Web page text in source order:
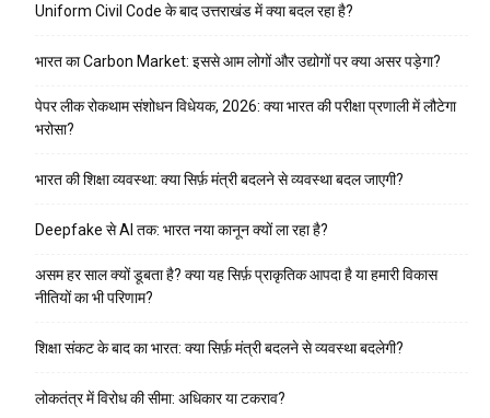
Uniform Civil Code के बाद उत्तराखंड में क्या बदल रहा है?
भारत का Carbon Market: इससे आम लोगों और उद्योगों पर क्या असर पड़ेगा?
पेपर लीक रोकथाम संशोधन विधेयक, 2026: क्या भारत की परीक्षा प्रणाली में लौटेगा
भरोसा?
भारत की शिक्षा व्यवस्था: क्या सिर्फ़ मंत्री बदलने से व्यवस्था बदल जाएगी?
Deepfake से AI तक: भारत नया कानून क्यों ला रहा है?
असम हर साल क्यों डूबता है? क्या यह सिर्फ़ प्राकृतिक आपदा है या हमारी विकास
नीतियों का भी परिणाम?
शिक्षा संकट के बाद का भारत: क्या सिर्फ़ मंत्री बदलने से व्यवस्था बदलेगी?
लोकतंत्र में विरोध की सीमा: अधिकार या टकराव?